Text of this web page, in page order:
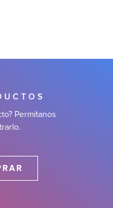
Permítanos